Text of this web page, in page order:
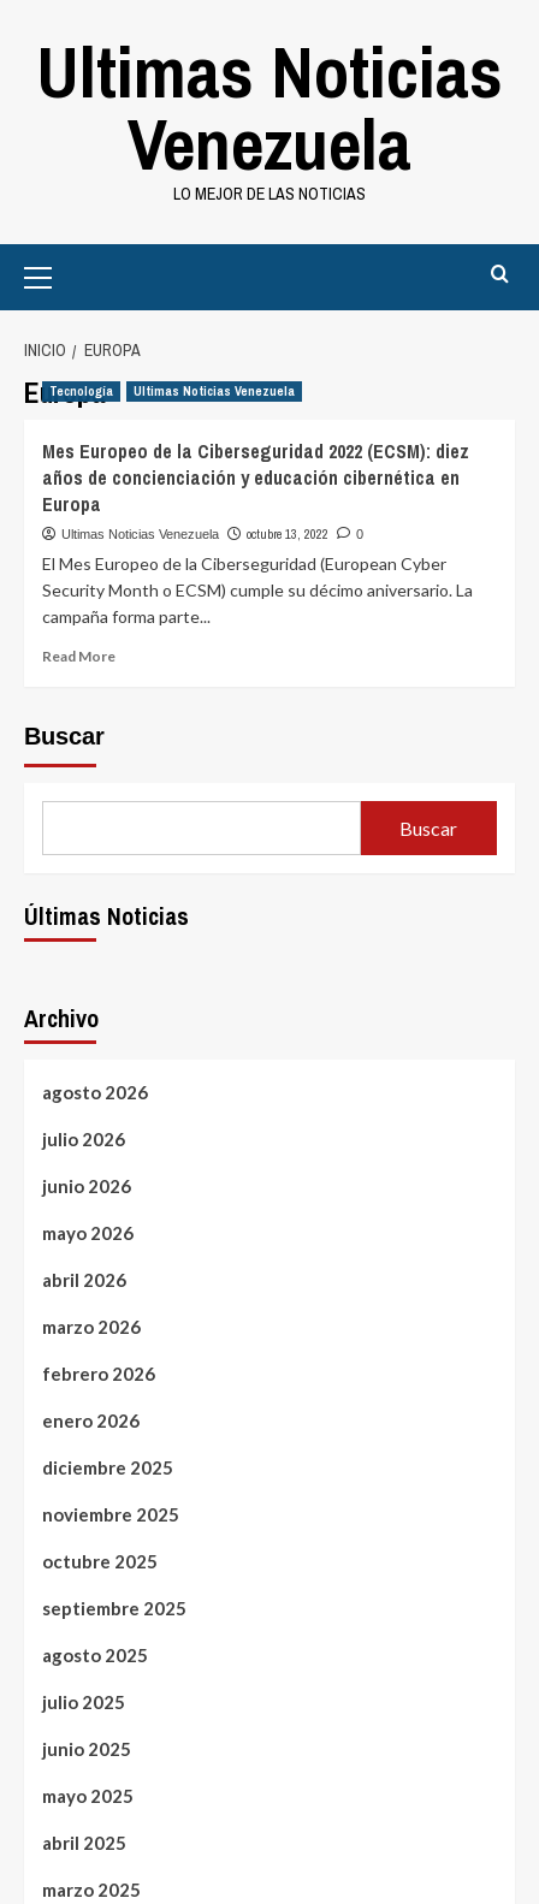
Ultimas Noticias
Venezuela
LO MEJOR DE LAS NOTICIAS
Menu
INICIO EUROPA
Europa
Tecnología Ultimas Noticias Venezuela
Mes Europeo de la Ciberseguridad 2022 (ECSM): diez
años de concienciación y educación cibernética en
Europa
Ultimas Noticias Venezuela octubre 13, 2022 0
El Mes Europeo de la Ciberseguridad (European Cyber
Security Month o ECSM) cumple su décimo aniversario. La
campaña forma parte...
Read MoreRead
(ECSM):
años
de
Buscar
Buscar
Últimas Noticias
Archivo
agosto 2026
julio 2026
junio 2026
mayo 2026
abril 2026
marzo 2026
febrero 2026
enero 2026
diciembre 2025
noviembre 2025
octubre 2025
septiembre 2025
agosto 2025
julio 2025
junio 2025
mayo 2025
abril 2025
marzo 2025